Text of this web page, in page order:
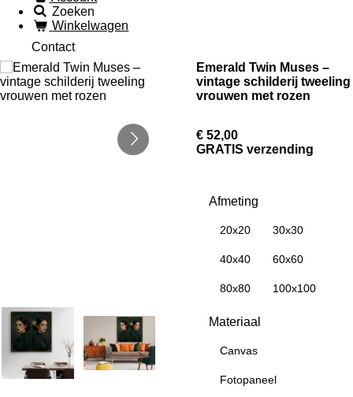
Zoeken
Winkelwagen
Contact
Emerald Twin Muses –
vintage schilderij tweeling
vrouwen met rozen
€ 52,00
GRATIS verzending
Afmeting
20x20 30x30
40x40 60x60
80x80 100x100
Materiaal
Canvas
Fotopaneel